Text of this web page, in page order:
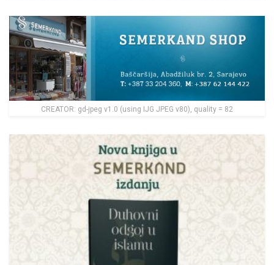
CREATOR: gd-jpeg v1.0 (using IJG JPEG v80), quality = 82